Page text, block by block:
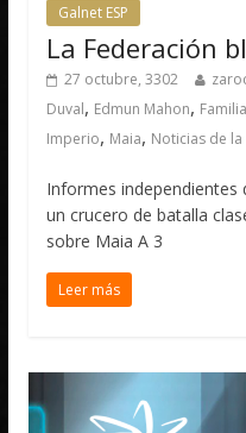
Galnet ESP
La Federación
27 octubre, 3302
Duval, Edmun Mahon,
Imperio, Maia, Noticias de la
Informes independientes
un crucero de batalla
sobre Maia A 3
Leer más